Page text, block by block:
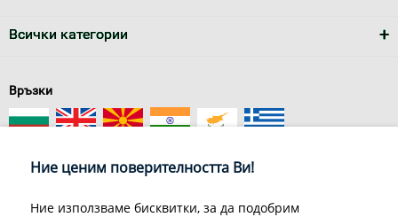
Всички категории
Връзки
Ние ценим поверителността Ви!
Ние използваме бисквитки, за да подобрим